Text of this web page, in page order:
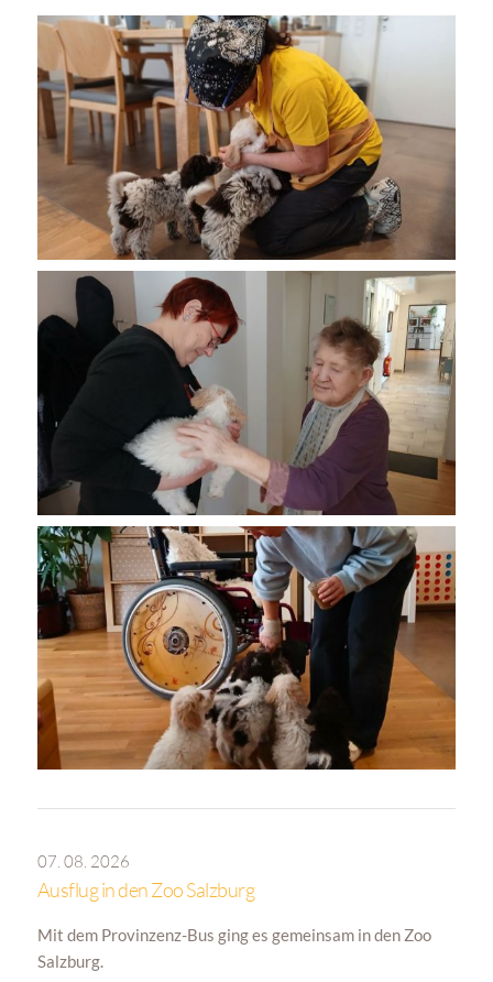
07. 08. 2026
Ausflug in den Zoo Salzburg
Mit dem Provinzenz-Bus ging es gemeinsam in den Zoo
Salzburg.